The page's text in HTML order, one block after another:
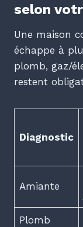
selon
Une maison
échappe à
plomb, gaz/
restent
Diagnostic
Amiante
Plomb